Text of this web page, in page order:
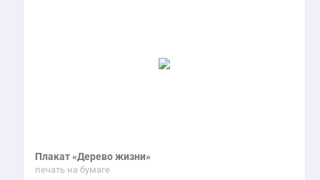
Плакат «Дерево жизни»
печать на бумаге